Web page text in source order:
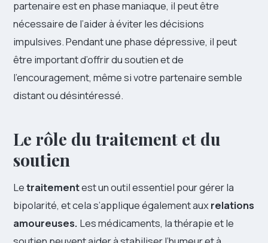
partenaire est en phase maniaque, il peut être
nécessaire de l’aider à éviter les décisions
impulsives. Pendant une phase dépressive, il peut
être important d’offrir du soutien et de
l’encouragement, même si votre partenaire semble
distant ou désintéressé.
Le rôle du traitement et du
soutien
Letraitementest un outil essentiel pour gérer la
bipolarité, et cela s’applique également auxrelations
amoureuses. Les médicaments, la thérapie et le